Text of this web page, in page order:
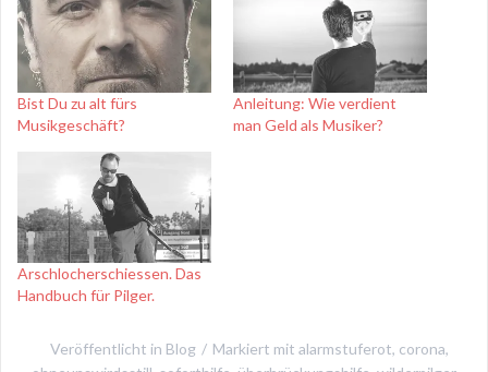
Bist Du zu alt fürs
Musikgeschäft?
Anleitung: Wie verdient
man Geld als Musiker?
Arschlocherschiessen. Das
Handbuch für Pilger.
Veröffentlicht in Blog Markiert mit alarmstuferot, corona,